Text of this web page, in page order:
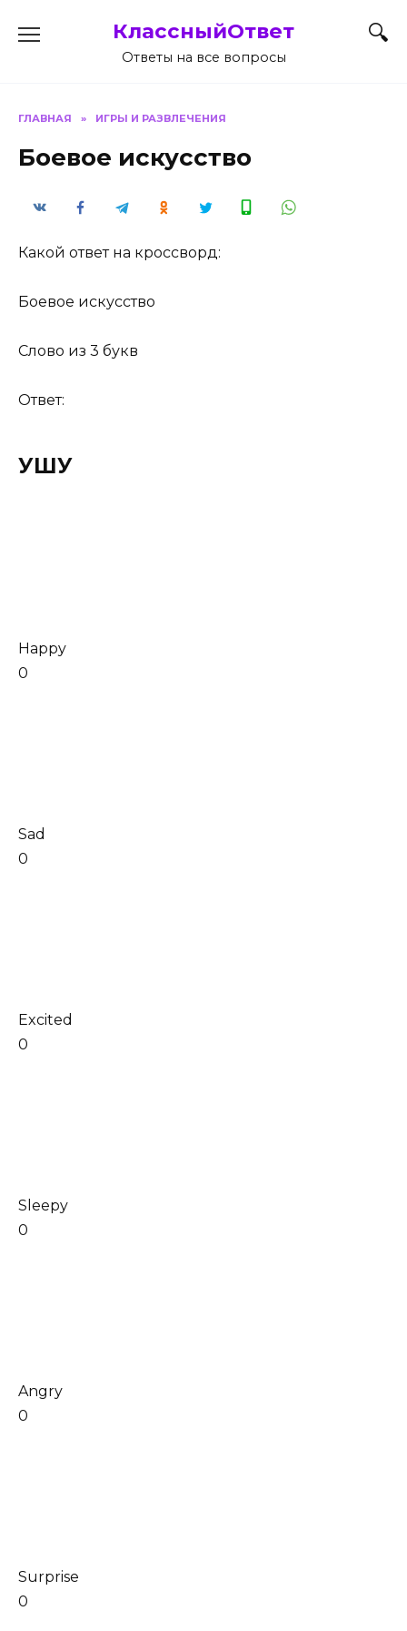
КлассныйОтвет
Ответы на все вопросы
ГЛАВНАЯ » ИГРЫ И РАЗВЛЕЧЕНИЯ
Боевое искусство
Какой ответ на кроссворд:
Боевое искусство
Слово из 3 букв
Ответ:
УШУ
Happy
0
Sad
0
Excited
0
Sleepy
0
Angry
0
Surprise
0